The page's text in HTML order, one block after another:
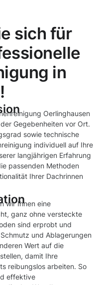
sich für
in
Oerlinghausen
Gegebenheiten vor Ort.
sowie technische
individuell auf Ihre
langjährigen Erfahrung
passenden Methoden
Ihrer Dachrinnen
wir Ihnen eine
ganz ohne versteckte
sind erprobt und
und Ablagerungen
Wert auf die
damit Ihre
reibungslos arbeiten. So
effektive